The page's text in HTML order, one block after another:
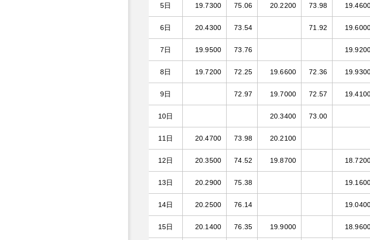
5日 19.7300 75.06 20.2200 73.98
6日 20.4300 73.54 71.92
7日 19.9500 73.76
8日 19.7200 72.25 19.6600 72.36
9日 72.97 19.7000 72.57
10日 20.3400 73.00
11日 20.4700 73.98 20.2100
12日 20.3500 74.52 19.8700
13日 20.2900 75.38
14日 20.2500 76.14
15日 20.1400 76.35 19.9000